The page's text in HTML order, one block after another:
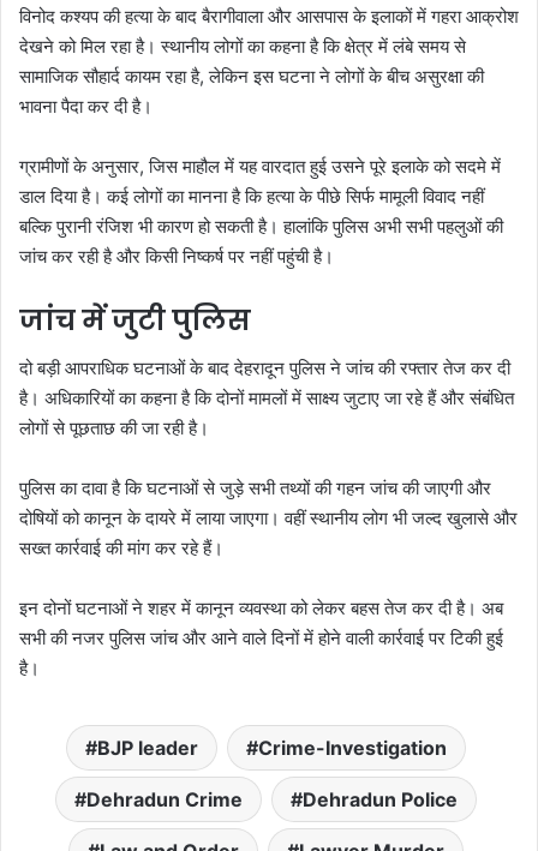
विनोद कश्यप की हत्या के बाद बैरागीवाला और आसपास के इलाकों में गहरा आक्रोश
देखने को मिल रहा है। स्थानीय लोगों का कहना है कि क्षेत्र में लंबे समय से
सामाजिक सौहार्द कायम रहा है, लेकिन इस घटना ने लोगों के बीच असुरक्षा की
भावना पैदा कर दी है।
ग्रामीणों के अनुसार, जिस माहौल में यह वारदात हुई उसने पूरे इलाके को सदमे में
डाल दिया है। कई लोगों का मानना है कि हत्या के पीछे सिर्फ मामूली विवाद नहीं
बल्कि पुरानी रंजिश भी कारण हो सकती है। हालांकि पुलिस अभी सभी पहलुओं की
जांच कर रही है और किसी निष्कर्ष पर नहीं पहुंची है।
जांच में जुटी पुलिस
दो बड़ी आपराधिक घटनाओं के बाद देहरादून पुलिस ने जांच की रफ्तार तेज कर दी
है। अधिकारियों का कहना है कि दोनों मामलों में साक्ष्य जुटाए जा रहे हैं और संबंधित
लोगों से पूछताछ की जा रही है।
पुलिस का दावा है कि घटनाओं से जुड़े सभी तथ्यों की गहन जांच की जाएगी और
दोषियों को कानून के दायरे में लाया जाएगा। वहीं स्थानीय लोग भी जल्द खुलासे और
सख्त कार्रवाई की मांग कर रहे हैं।
इन दोनों घटनाओं ने शहर में कानून व्यवस्था को लेकर बहस तेज कर दी है। अब
सभी की नजर पुलिस जांच और आने वाले दिनों में होने वाली कार्रवाई पर टिकी हुई
है।
BJP leader Crime-Investigation
Dehradun Crime Dehradun Police